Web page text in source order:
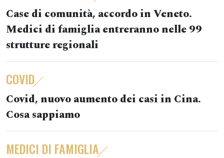
Case di comunità, accordo in Veneto.
Medici di famiglia entreranno nelle 99
strutture regionali
COVID
Covid, nuovo aumento dei casi in Cina.
Cosa sappiamo
MEDICI DI FAMIGLIA